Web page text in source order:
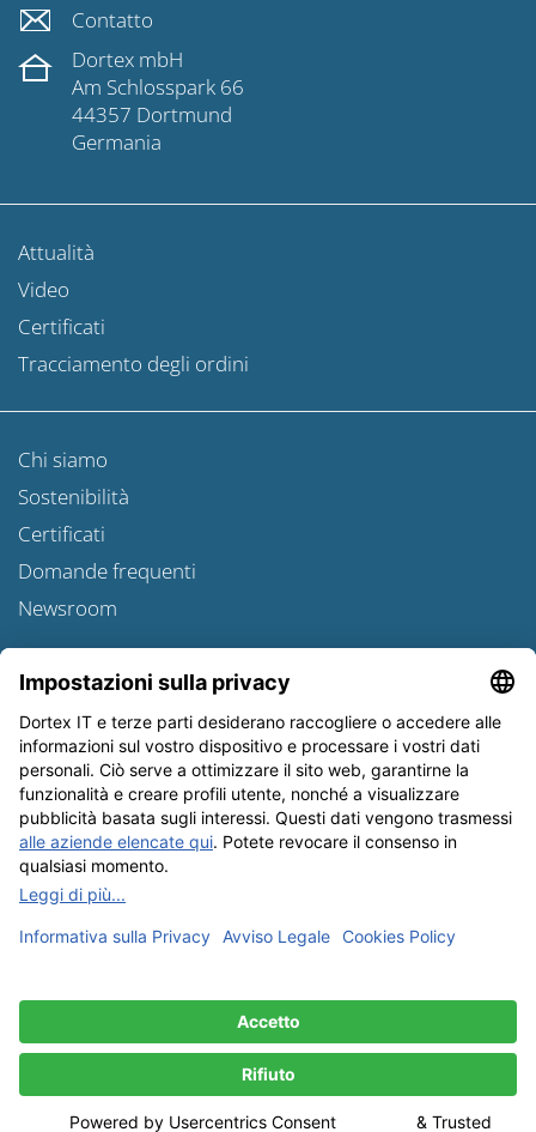
Contatto
Dortex mbH
Am Schlosspark 66
44357 Dortmund
Germania
Attualità
Video
Certificati
Tracciamento degli ordini
Chi siamo
Sostenibilità
Certificati
Domande frequenti
Newsroom
Informativa sulle spedizioni
Newsletter
Tutela dei dati
Condizioni Generali
Editoriale
I nostri metodi di pagamento: